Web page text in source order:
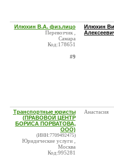
Илюхин В.А. физ.лицо
Перевозчик ,
Самара
Код:178651
#9
Илюхин
Транспортные юристы
(ПРАВОВОЙ ЦЕНТР
БОРИСА ПОРВАТОВА,
ООО)
(ИНН:7709492475)
Юридические услуги ,
Москва
Код:995281
Анастасия